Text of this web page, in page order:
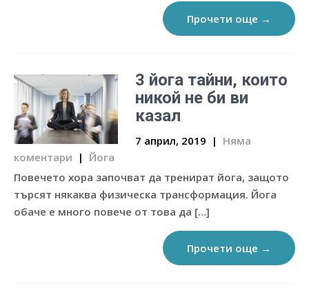
Прочети още →
3 йога тайни, които
никой не би ви
казал
7 април, 2019 | Няма
коментари | Йога
Повечето хора започват да тренират йога, защото
търсят някаква физическа трансформация. Йога
обаче е много повече от това да […]
Прочети още →